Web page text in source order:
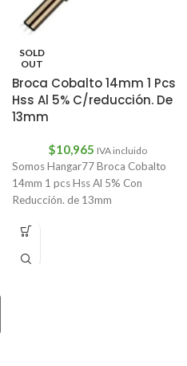
SOLD
OUT
Broca Cobalto 14mm 1 Pcs
Hss Al 5% C/reducción. De
13mm
$10,965 IVA incluido
Somos Hangar77 Broca Cobalto
14mm 1 pcs Hss Al 5% Con
Reducción. de 13mm